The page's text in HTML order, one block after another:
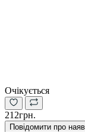
Очікується
212грн.
Повідомити про